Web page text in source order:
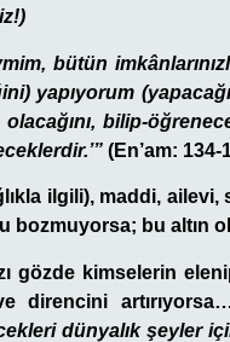
bütün
yapıyorum
olacağını, bilip-
(En’am:
ilgili), maddi,
bozmuyorsa; bu altın
gözde kimselerin
direncini
dünyalık şeyler